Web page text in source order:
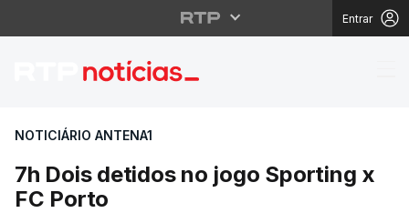
Entrar
7h Dois detidos no
NOTICIÁRIO ANTENA1
7h Dois detidos no jogo Sporting x
FC Porto